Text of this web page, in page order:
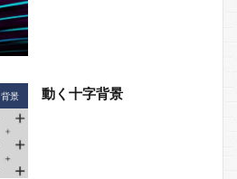
背景 動く十字背景